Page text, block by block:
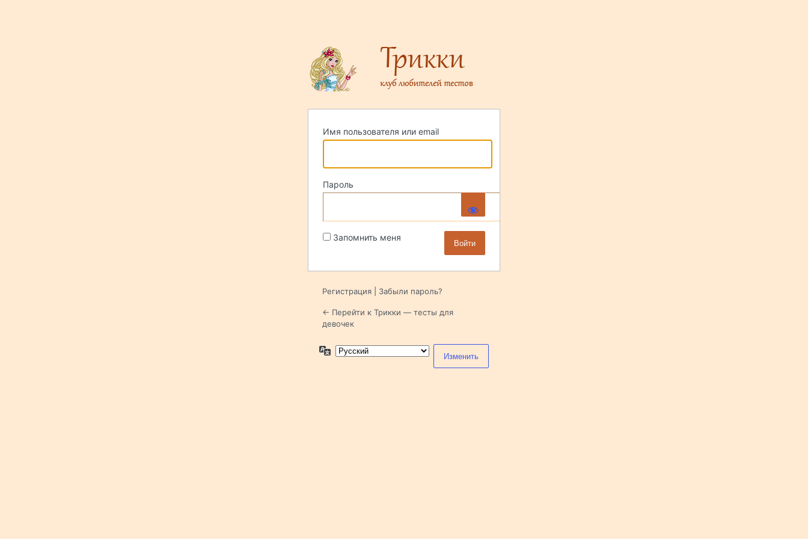
Имя пользователя или email
Пароль
Запомнить меня
Регистрация Забыли пароль?
← Перейти к Трикки — тесты для
девочек
Язык